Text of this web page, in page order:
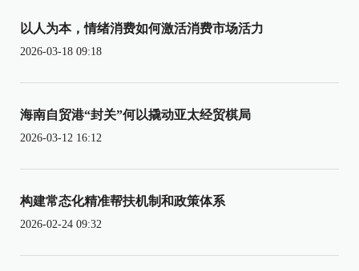
以人为本，情绪消费如何激活消费市场活力
2026-03-18 09:18
海南自贸港“封关”何以撬动亚太经贸棋局
2026-03-12 16:12
构建常态化精准帮扶机制和政策体系
2026-02-24 09:32